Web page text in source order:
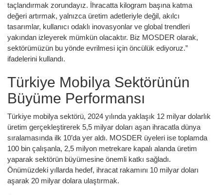
taçlandırmak zorundayız. İhracatta kilogram başına katma
değeri artırmak, yalnızca üretim adetleriyle değil, akılcı
tasarımlar, kullanıcı odaklı inovasyonlar ve global trendleri
yakından izleyerek mümkün olacaktır. Biz MOSDER olarak,
sektörümüzün bu yönde evrilmesi için öncülük ediyoruz.”
ifadelerini kullandı.
Türkiye Mobilya Sektörünün
Büyüme Performansı
Türkiye mobilya sektörü, 2024 yılında yaklaşık 12 milyar dolarlık
üretim gerçekleştirerek 5,5 milyar doları aşan ihracatla dünya
sıralamasında ilk 10’da yer aldı. MOSDER üyeleri ise toplamda
100 bin çalışanla, 2,5 milyon metrekare kapalı alanda üretim
yaparak sektörün büyümesine önemli katkı sağladı.
Önümüzdeki yıllarda hedef, ihracat rakamını 10 milyar doları
aşarak 20 milyar dolara ulaştırmak.